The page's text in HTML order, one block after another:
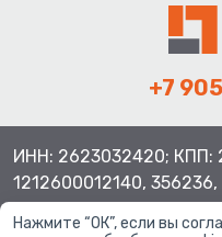
+7
ИНН: 2623032420; КПП:
1212600012140,
Нажмите “ОК”, если вы